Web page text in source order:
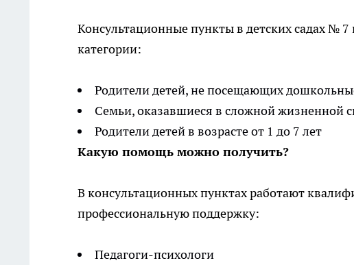
Консультационные пункты в детских садах №
категории:
Родители детей, не посещающих
Семьи, оказавшиеся в сложной жизненной
Родители детей в возрасте от 1 до 7 лет
Какую помощь можно получить?
В консультационных пунктах работают
профессиональную поддержку:
Педагоги-психологи